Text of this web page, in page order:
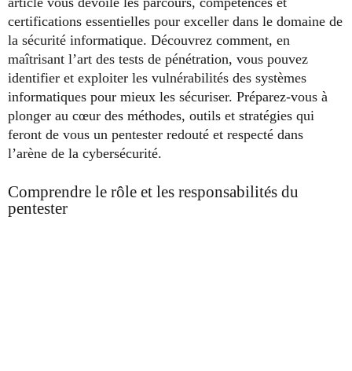
certifications essentielles pour exceller dans le domaine de
la sécurité informatique. Découvrez comment, en
maîtrisant l’art des tests de pénétration, vous pouvez
identifier et exploiter les vulnérabilités des systèmes
informatiques pour mieux les sécuriser. Préparez-vous à
plonger au cœur des méthodes, outils et stratégies qui
feront de vous un pentester redouté et respecté dans
l’arène de la cybersécurité.
Comprendre le rôle et les responsabilités du
pentester